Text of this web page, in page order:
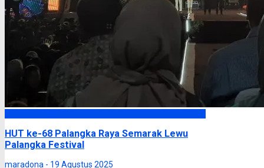
HUT ke-68 Palangka Raya Semarak Lewu
Palangka Festival
maradona - 19 Agustus 2025